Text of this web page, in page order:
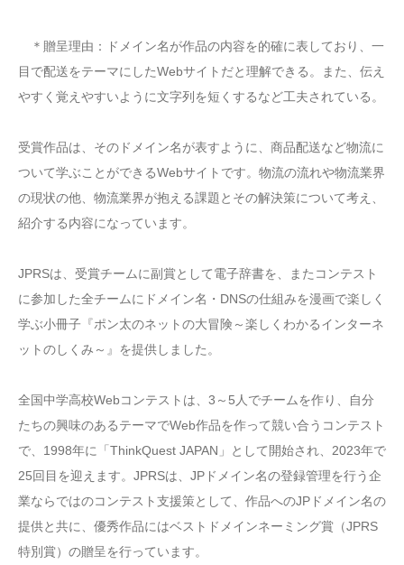
＊贈呈理由：ドメイン名が作品の内容を的確に表しており、一
目で配送をテーマにしたWebサイトだと理解できる。また、伝え
やすく覚えやすいように文字列を短くするなど工夫されている。
受賞作品は、そのドメイン名が表すように、商品配送など物流に
ついて学ぶことができるWebサイトです。物流の流れや物流業界
の現状の他、物流業界が抱える課題とその解決策について考え、
紹介する内容になっています。
JPRSは、受賞チームに副賞として電子辞書を、またコンテスト
に参加した全チームにドメイン名・DNSの仕組みを漫画で楽しく
学ぶ小冊子『ポン太のネットの大冒険～楽しくわかるインターネ
ットのしくみ～』を提供しました。
全国中学高校Webコンテストは、3～5人でチームを作り、自分
たちの興味のあるテーマでWeb作品を作って競い合うコンテスト
で、1998年に「ThinkQuest JAPAN」として開始され、2023年で
25回目を迎えます。JPRSは、JPドメイン名の登録管理を行う企
業ならではのコンテスト支援策として、作品へのJPドメイン名の
提供と共に、優秀作品にはベストドメインネーミング賞（JPRS
特別賞）の贈呈を行っています。